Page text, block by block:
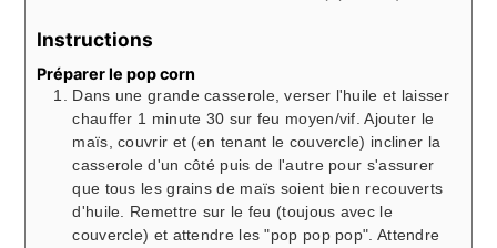
Instructions
Préparer le pop corn
Dans une grande casserole, verser l'huile et laisser
chauffer 1 minute 30 sur feu moyen/vif. Ajouter le
maïs, couvrir et (en tenant le couvercle) incliner la
casserole d'un côté puis de l'autre pour s'assurer
que tous les grains de maïs soient bien recouverts
d'huile. Remettre sur le feu (toujous avec le
couvercle) et attendre les "pop pop pop". Attendre